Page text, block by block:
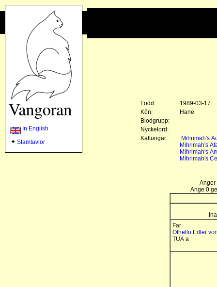
In English
Stamtavlor
Född:
1989-03-17
Kön:
Hane
Blodgrupp:
Nyckelord:
Kattungar:
Mihrimah's
Mihrimah's
Mihrimah's
Mihrimah's
Anger
Ange 0
Far:
Othello Edler
TUA a
--